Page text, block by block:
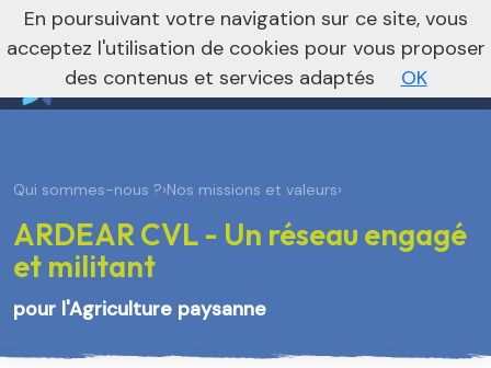
Je m’abonne à la newsletter foncière Vers le site national
nivo_2026: 1
Qui sommes-nous ?›Nos missions et valeurs›
ARDEAR CVL - Un réseau engagé
et militant
pour l'Agriculture paysanne
En poursuivant votre navigation sur ce site, vous
acceptez l'utilisation de cookies pour vous proposer
des contenus et services adaptés
OK